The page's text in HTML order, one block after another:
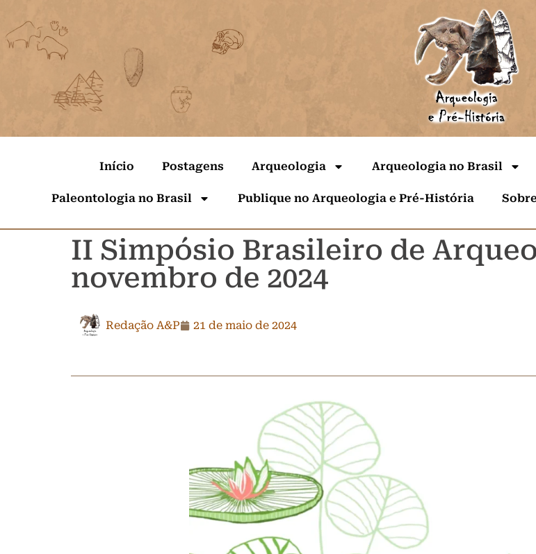
Início Postagens Arqueologia Arqueologia no Brasil
Paleontologia no Brasil Publique no Arqueologia e Pré-História
II Simpósio Brasileiro de
novembro de 2024
Redação A&P 21 de maio de 2024